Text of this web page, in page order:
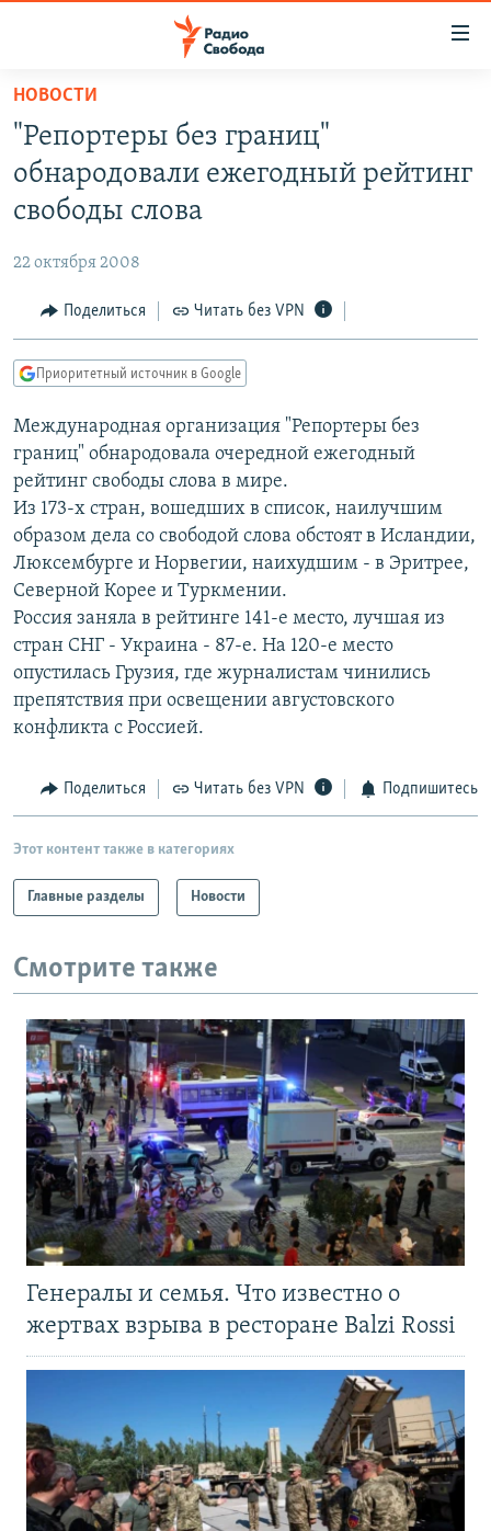
упрощенного
доступа
Вернуться
основному
Вернутся
Вернутся
поиску
ПРОГРАММЫ
ПОДКАСТЫ
АВТОРСКИЕ ПРОЕКТЫ
МНЕНИЯ
КУЛЬТУРА
КАВКАЗ.РЕАЛИИ
СЕВЕР.РЕАЛИИ
СИБИРЬ.РЕАЛИИ
РАСПИСАНИЕ ВЕЩАНИЯ
ПОДПИШИТЕСЬ НА РАССЫЛКУ
СОЦИАЛЬНЫЕ СЕТИ
НОВОСТИ
"Репортеры без границ"
обнародовали ежегодный рейтинг
свободы слова
22 октября 2008
Поделиться Читать без VPN
Приоритетный источник в Google
Международная организация "Репортеры без
границ" обнародовала очередной ежегодный
рейтинг свободы слова в мире.
Из 173-х стран, вошедших в список, наилучшим
образом дела со свободой слова обстоят в Исландии,
Люксембурге и Норвегии, наихудшим - в Эритрее,
Северной Корее и Туркмении.
Россия заняла в рейтинге 141-е место, лучшая из
стран СНГ - Украина - 87-е. На 120-е место
опустилась Грузия, где журналистам чинились
препятствия при освещении августовского
конфликта с Россией.
Поделиться Читать без VPN Подпишитесь
Этот контент также в категориях
Главные разделы Новости
Смотрите также
Генералы и семья. Что известно о
жертвах взрыва в ресторане Balzi Rossi